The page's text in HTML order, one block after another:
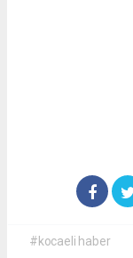
#kocaeli haber